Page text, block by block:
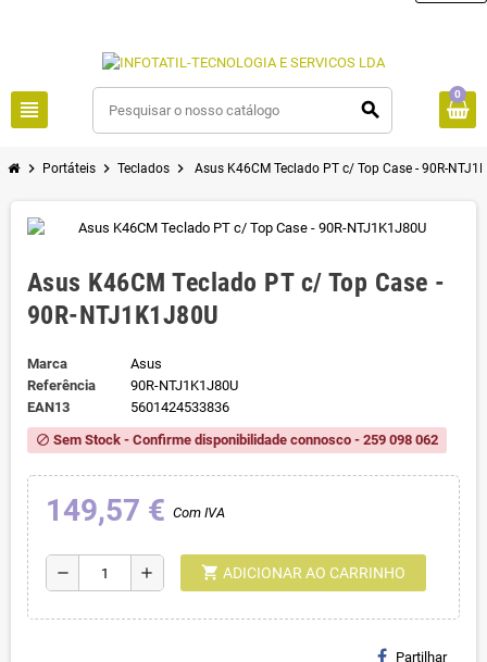
view_headline search
0
chevron_right Portáteis chevron_right Teclados chevron_right Asus K46CM Teclado PT c/ Top Case - 90R-
Asus K46CM Teclado PT c/ Top Case -
90R-NTJ1K1J80U
Marca
Asus
Referência
90R-NTJ1K1J80U
EAN13
5601424533836
block Sem Stock - Confirme disponibilidade connosco - 259 098 062
149,57 € Com IVA
remove add shopping_cart ADICIONAR AO CARRINHO
Partilhar